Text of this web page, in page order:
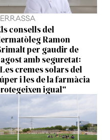
consells del
Ramon
per gaudir de
amb seguretat:
cremes solars del
i les de la farmàcia
igual"